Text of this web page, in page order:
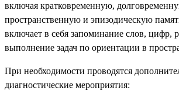
включая кратковременную,
пространственную и эпизодическую
включает в себя запоминание слов, цифр,
выполнение задач по ориентации в
При необходимости проводятся
диагностические мероприятия: